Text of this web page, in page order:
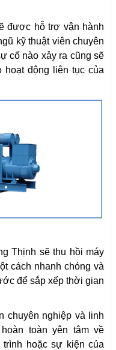
được hỗ trợ vận hành
kỹ thuật viên chuyên
cố nào xảy ra cũng sẽ
động liên tục của
Thịnh sẽ thu hồi máy
cách nhanh chóng và
để sắp xếp thời gian
chuyên nghiệp và linh
toàn yên tâm về
hoặc sự kiện của